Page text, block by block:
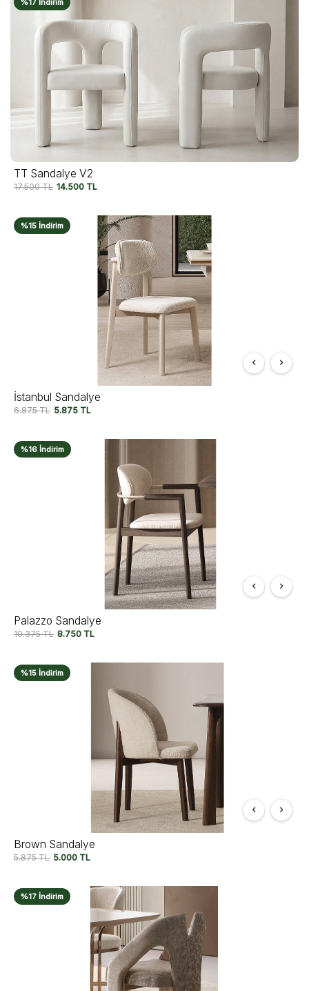
%17 İndirim
TT Sandalye V2
17.500TL 14.500 TL
%15 İndirim
İstanbul Sandalye
6.875TL 5.875 TL
%16 İndirim
Palazzo Sandalye
10.375TL 8.750 TL
%15 İndirim
Brown Sandalye
5.875TL 5.000 TL
%17 İndirim